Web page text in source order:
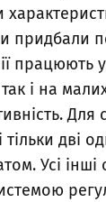
придбали
працюють
і на
Для
дві
Усі